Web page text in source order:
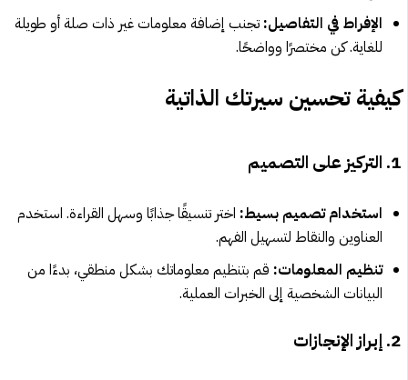
الإفراط في التفاصيل: تجنب إضافة معلومات غير ذات صلة أو طويلة
للغاية. كن مختصرًا وواضحًا.
كيفية تحسين سيرتك الذاتية
1. التركيز على التصميم
استخدام تصميم بسيط: اختر تنسيقًا جذابًا وسهل القراءة. استخدم
العناوين والنقاط لتسهيل الفهم.
تنظيم المعلومات: قم بتنظيم معلوماتك بشكل منطقي، بدءًا من
البيانات الشخصية إلى الخبرات العملية.
2. إبراز الإنجازات